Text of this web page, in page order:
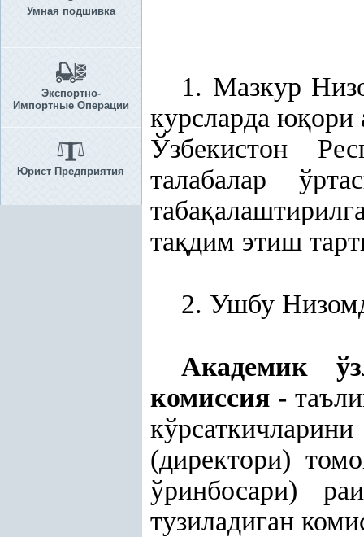
Умная подшивка
Экспортно-
Импортные Операции
Юрист Предприятия
1. Мазкур
курсларда юқори
Ўзбекистон
талабалар
табақ
тақдим этиш
2. Ушбу
Академик
комиссия -
(директори)
ўринбосари)
тузиладиган